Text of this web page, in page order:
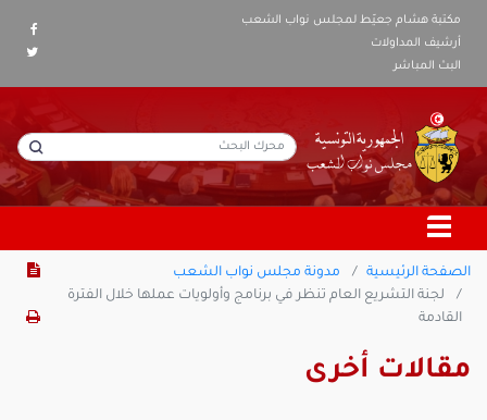
مكتبة هشام جعيّط لمجلس نواب الشعب
أرشيف المداولات
البث المباشر
الصفحة الرئيسية
مدونة مجلس نواب الشعب
لجنة التشريع العام تنظر في برنامج وأولويات عملها خلال الفترة
القادمة
مقالات أخرى